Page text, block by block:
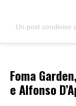
Un post condiviso
Foma
e Alfonso